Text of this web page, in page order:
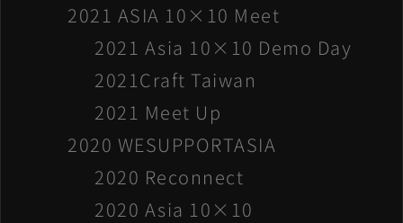
2021 ASIA 10×10 Meet
2021 Asia 10×10 Demo Day
2021Craft Taiwan
2021 Meet Up
2020 WESUPPORTASIA
2020 Reconnect
2020 Asia 10×10